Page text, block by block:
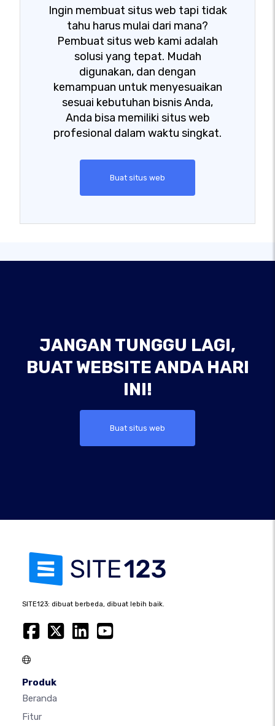
Ingin membuat situs web tapi tidak
tahu harus mulai dari mana?
Pembuat situs web kami adalah
solusi yang tepat. Mudah
digunakan, dan dengan
kemampuan untuk menyesuaikan
sesuai kebutuhan bisnis Anda,
Anda bisa memiliki situs web
profesional dalam waktu singkat.
Buat situs web
JANGAN TUNGGU LAGI,
BUAT WEBSITE ANDA HARI
INI!
Buat situs web
SITE123: dibuat berbeda, dibuat lebih baik.
Produk
Beranda
Fitur